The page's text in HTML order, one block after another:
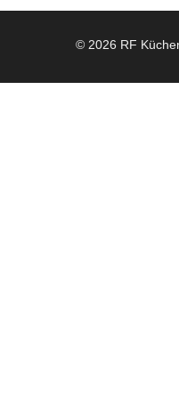
© 2026 RF